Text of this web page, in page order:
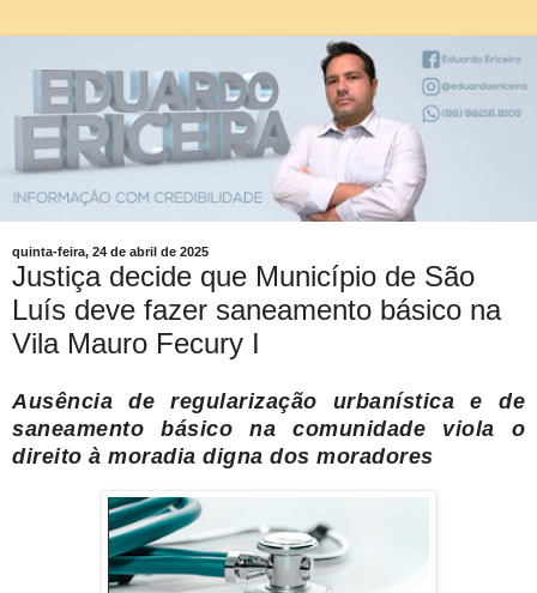
quinta-feira, 24 de abril de 2025
Justiça decide que Município de São
Luís deve fazer saneamento básico na
Vila Mauro Fecury I
Ausência de regularização urbanística e de
saneamento básico na comunidade viola o
direito à moradia digna dos moradores